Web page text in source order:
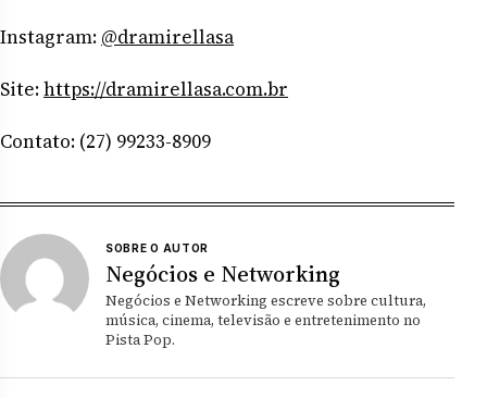
Instagram: @dramirellasa
Site:https://dramirellasa.com.br
Contato: (27) 99233-8909
SOBRE O AUTOR
Negócios e Networking
Negócios e Networking escreve sobre cultura,
música, cinema, televisão e entretenimento no
Pista Pop.